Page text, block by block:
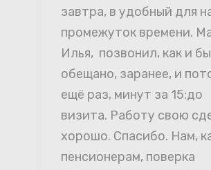
завтра, в удобный для
промежуток времени.
Илья,  позвонил, как и
обещано, заранее, и
ещё раз, минут за 15:до
визита. Работу свою
хорошо. Спасибо. Нам,
пенсионерам, поверка